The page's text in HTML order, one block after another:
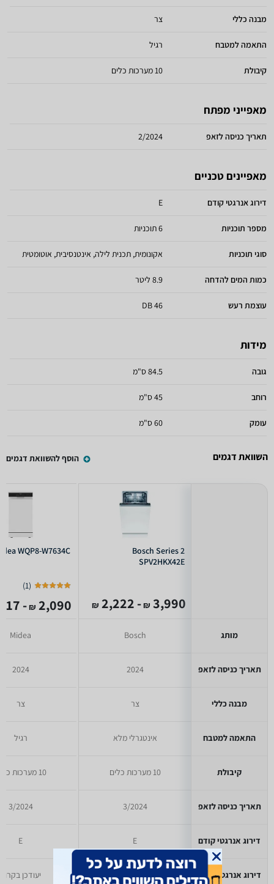
מבנה כללי צר
התאמה למטבח רגיל
קיבולת 10 מערכות כלים
מאפייני מפתח
תאריך כניסה לזאפ 2/2024
מאפיינים טכניים
דירוג אנרגטי קודם E
מספר תוכניות 6 תוכניות
סוגי תוכניות אקונומית, תכנית לילה, אינטנסיבית, אוטומטית
כמות המים להדחה 8.9 ליטר
עוצמת רעש 46 DB
מידות
גובה 84.5 ס"מ
רוחב 45 ס"מ
עומק 60 ס"מ
השוואת דגמים הוסף להשוואת דגמים
מותג
תאריך כניסה לזאפ
מבנה כללי
התאמה למטבח
קיבולת
תאריך כניסה לזאפ
דירוג אנרגטי קודם
דירוג אנרגטי אירופאי
Bosch Series 2
SPV2HKX42E
3,990
₪
- 2,222
₪
Bosch
2024
צר
אינטגרלי מלא
10 מערכות כלים
3/2024
E
יעודכן בקרוב
WQP8-W7634C
(
1
)
2,090
₪
- 1,317
Midea
2024
צר
רגיל
10 מערכות כלים
3/2024
E
יעודכן בקרוב